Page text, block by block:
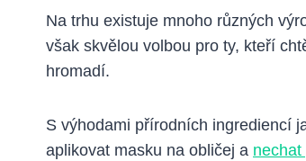
Na trhu existuje mnoho různých
však skvělou volbou pro ty, kteří
hromadí.
S výhodami přírodních ingrediencí
aplikovat masku na obličej a